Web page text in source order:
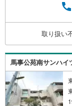
問い合わ
取り扱い
馬事公苑南サンハイ